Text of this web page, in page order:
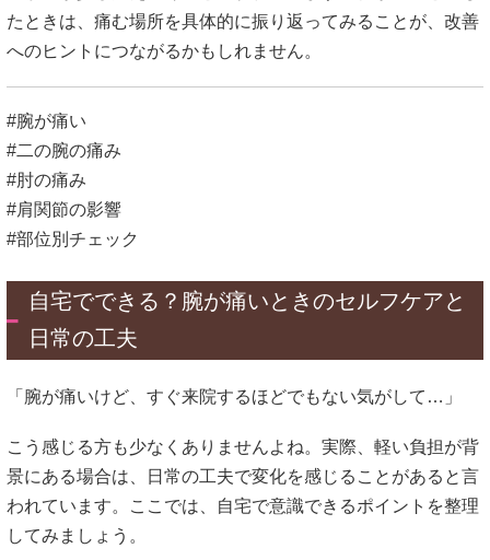
たときは、痛む場所を具体的に振り返ってみることが、改善
へのヒントにつながるかもしれません。
#腕が痛い
#二の腕の痛み
#肘の痛み
#肩関節の影響
#部位別チェック
自宅でできる？腕が痛いときのセルフケアと
日常の工夫
「腕が痛いけど、すぐ来院するほどでもない気がして…」
こう感じる方も少なくありませんよね。実際、軽い負担が背
景にある場合は、日常の工夫で変化を感じることがあると言
われています。ここでは、自宅で意識できるポイントを整理
してみましょう。